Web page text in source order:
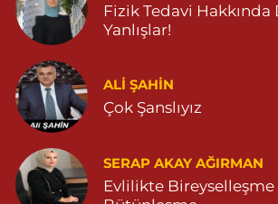
Fizik Tedavi
Yanlışlar!
ALI ŞAHİN
Çok Şanslıyız
SERAP AKAY AĞIRMAN
Evlilikte Bireyselleşme